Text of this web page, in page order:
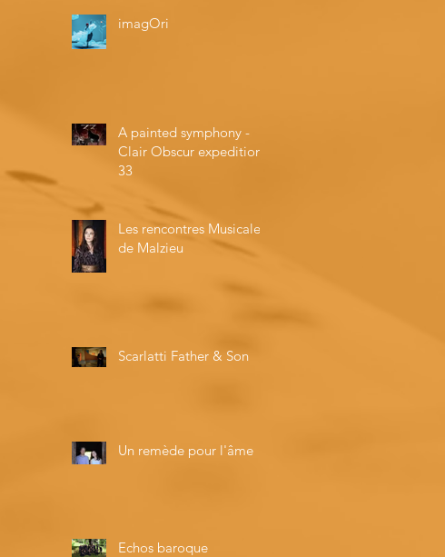
imagOri
A painted symphony -
Clair Obscur expedition
33
Les rencontres Musicales
de Malzieu
Scarlatti Father & Son
Un remède pour l'âme
Echos baroque